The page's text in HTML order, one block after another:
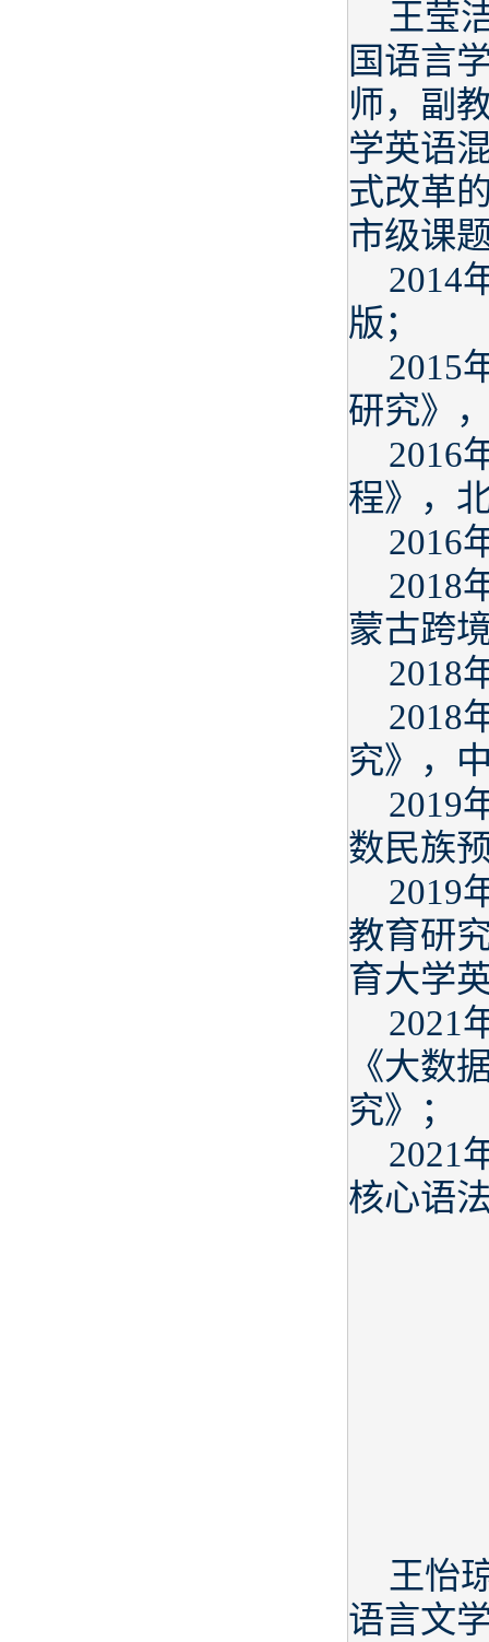
王莹
国语言
师，副
学英语
式改革
市级课
2014
版；
2015
研究》
2016
程》，
2016
2018
蒙古跨
2018
2018
究》，
2019
数民族
2019
教育研
育大学
2021
《大数
究》；
2021
核心语
王怡
语言文